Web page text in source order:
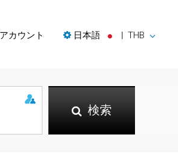
カウント 日本語 | THB
検索